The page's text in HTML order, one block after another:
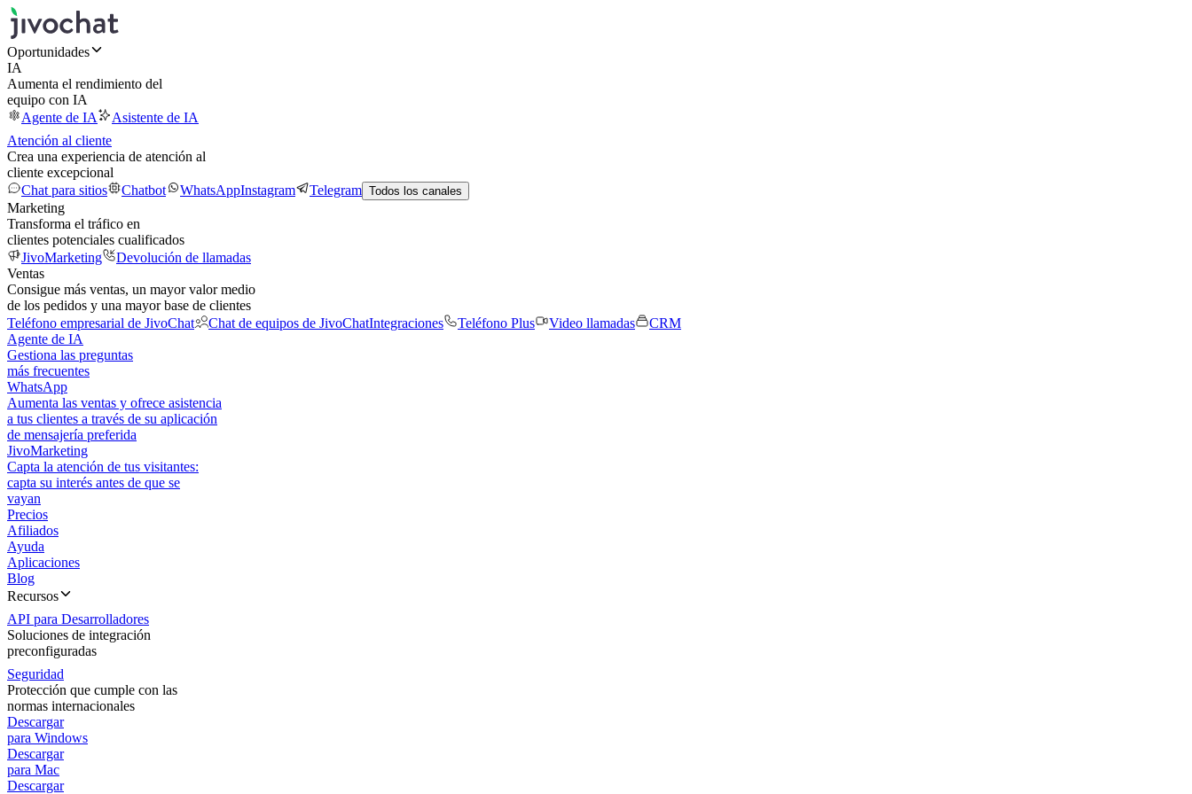
Oportunidades
IA
Aumenta el rendimiento del
equipo con IA
Agente de IA
Asistente de IA
Atención al cliente
Crea una experiencia de atención al
cliente excepcional
Chat para sitios
Chatbot WhatsAppInstagram Telegram Todos los canales
Marketing
Transforma el tráfico en
clientes potenciales cualificados
JivoMarketing
Devolución de llamadas
Ventas
Consigue más ventas, un mayor valor medio
de los pedidos y una mayor base de clientes
Teléfono empresarial de JivoChat
Chat de equipos de JivoChatIntegraciones Teléfono Plus Video llamadas
CRM
Agente de IA
Gestiona las preguntas
más frecuentes
WhatsApp
Aumenta las ventas y ofrece asistencia
a tus clientes a través de su aplicación
de mensajería preferida
JivoMarketing
Capta la atención de tus visitantes:
capta su interés antes de que se
vayan
Precios
Afiliados
Ayuda
Aplicaciones
Blog
Recursos
API para Desarrolladores
Soluciones de integración
preconfiguradas
Seguridad
Protección que cumple con las
normas internacionales
Descargar
para Windows
Descargar
para Mac
Descargar